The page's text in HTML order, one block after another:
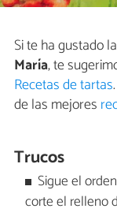
Si te ha gustado
María, te
Recetas de tartas
de las mejores
Trucos
Sigue el
corte el relleno